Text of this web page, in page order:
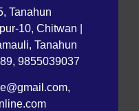
Tanahun
10, Chitwan |
Tanahun
9855039037